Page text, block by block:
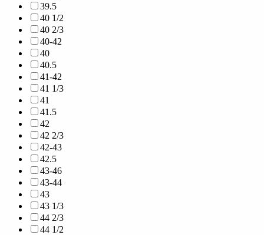
39.5
40 1/2
40 2/3
40-42
40
40.5
41-42
41 1/3
41
41.5
42
42 2/3
42-43
42.5
43-46
43-44
43
43 1/3
44 2/3
44 1/2